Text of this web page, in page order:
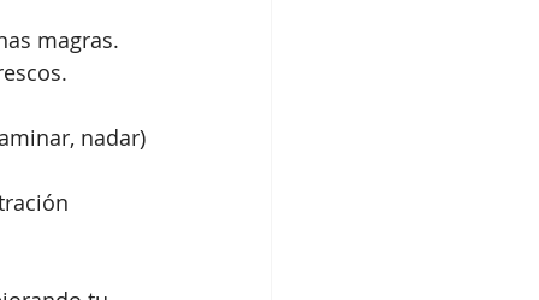
magras.
nadar)